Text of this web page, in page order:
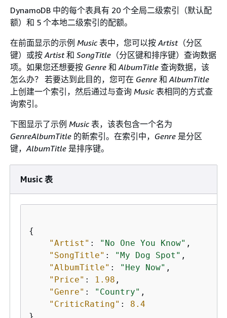
DynamoDB 中的每个表具有 20 个全局二级索引（默认配
额）和 5 个本地二级索引的配额。
在前面显示的示例 Music表中，您可以按 Artist（分区
键）或按 Artist和 SongTitle （分区键和排序键）查询数据
项。如果您还想要按 Genre 和 AlbumTitle 查询数据，该
怎么办？ 若要达到此目的，您可在 Genre 和 AlbumTitle
上创建一个索引，然后通过与查询 Music表相同的方式查
询索引。
下图显示了示例 Music表，该表包含一个名为
GenreAlbumTitle 的新索引。在索引中， Genre 是分区
键， AlbumTitle 是排序键。
Music 表
{
"Artist" : "No One You Know" ,
"SongTitle" : "My Dog Spot" ,
"AlbumTitle" : "Hey Now" ,
"Price" : 1.98 ,
"Genre" : "Country" ,
"CriticRating" : 8.4
}